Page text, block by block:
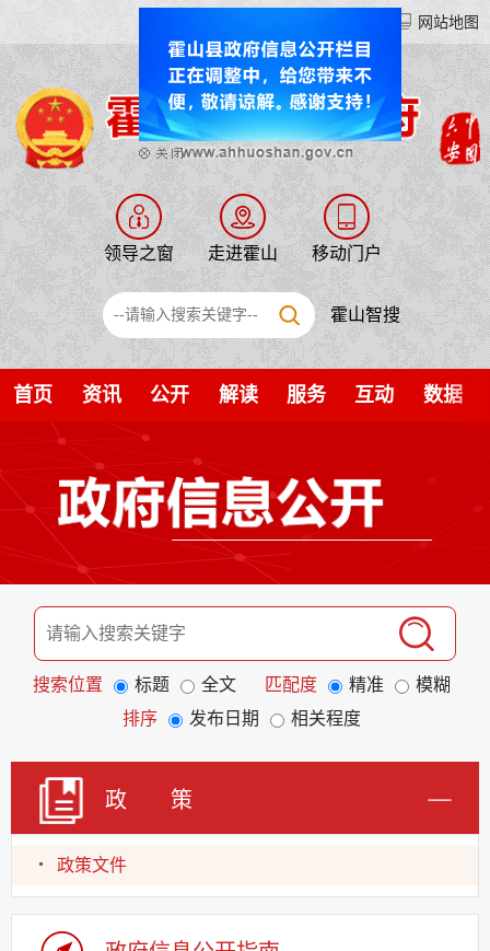
网站地图
领导之窗 走进霍山 移动门户
霍山智搜
首页 资讯 公开 解读 服务 互动 数据
搜索位置 标题 全文 匹配度 精准
模糊
排序
发布日期 相关程度
政 策
政策文件